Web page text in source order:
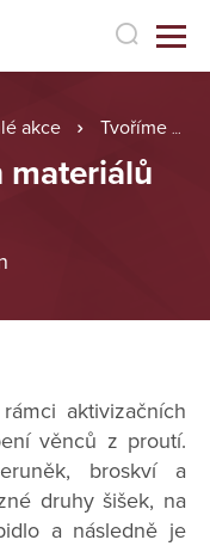
akce Tvoříme z přírodních materiálů
materiálů
aktivizačních
věnců z proutí.
broskví a
druhy šišek, na
a následně je